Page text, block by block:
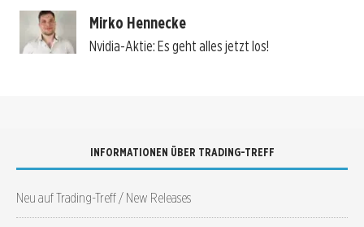
Mirko Hennecke
Nvidia-Aktie: Es geht alles jetzt los!
INFORMATIONEN ÜBER TRADING-TREFF
Neu auf Trading-Treff / New Releases